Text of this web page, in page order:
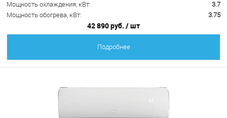
Мощность охлаждения, кВт:
3.7
Мощность обогрева, кВт:
3.75
42 890 руб. / шт
Подробнее